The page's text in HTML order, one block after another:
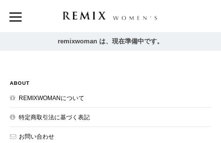
remixwoman は、現在準備中です。
ABOUT
REMIXWOMANについて
特定商取引法に基づく表記
お問い合わせ